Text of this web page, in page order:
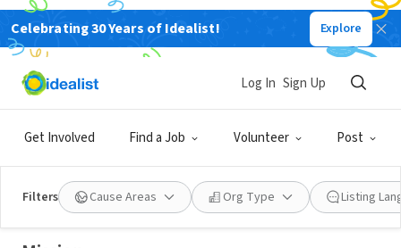
Celebrating 30 Years of Idealist! Explore
Get Involved Find a Job Volunteer Post
Log In Sign Up
Filters Cause Areas Org Type Listing
NONPROFIT
ASOCIACÓN INTERNACIONAL PARA
EL DESARROLLO SOSTENIBLE, LA
PLANIFICACIÓN Y LA FORMACIÓN
ASOSTENIBLE
San Isidro, Provincia de Lima, Peru|asostenible.lat/